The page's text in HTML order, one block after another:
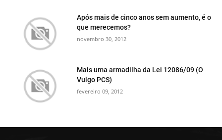
Após mais de cinco anos sem aumento, é o
que merecemos?
novembro 30, 2012
Mais uma armadilha da Lei 12086/09 (O
Vulgo PCS)
fevereiro 09, 2012